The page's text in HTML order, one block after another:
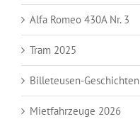
Alfa Romeo 430A Nr. 3
Tram 2025
Billeteusen-Geschichten
Mietfahrzeuge 2026